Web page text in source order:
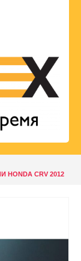
CRV 2012